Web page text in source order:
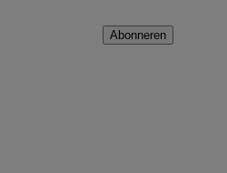
Abonneren